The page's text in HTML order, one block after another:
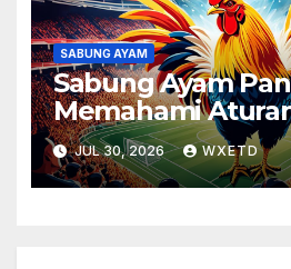
SABUNG AYAM
Sabung Ayam
Memahami
Mekanisme
Dengan Mudah
JUL 30, 2026 WXETD